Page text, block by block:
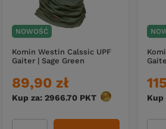
NOWOŚĆ
Komin Westin Calssic UPF
Gaiter | Sage Green
89,90 zł
Kup za: 2966.70 PKT punktów Kup